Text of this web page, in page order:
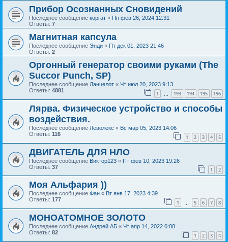
Прибор Осознанных Сновидений
Последнее сообщение коргат « Пн фев 26, 2024 12:31
Ответы: 7
Магнитная капсула
Последнее сообщение Энди « Пт дек 01, 2023 21:46
Ответы: 2
Оргонный генератор своими руками (The
Succor Punch, SP)
Последнее сообщение Ланцелот « Чт июл 20, 2023 9:13
Ответы: 4881 1 193 194 195 196
Лярва. Физическое устройство и способы
воздействия.
Последнее сообщение Леволекс « Вс мар 05, 2023 14:06
Ответы: 116 1 2 3 4 5
ДВИГАТЕЛЬ ДЛЯ НЛО
Последнее сообщение Виктор123 « Пт фев 10, 2023 19:26
Ответы: 37 1 2
Моя Альфария ))
Последнее сообщение Фан « Вт янв 17, 2023 4:39
Ответы: 177 1 5 6 7 8
МОНОАТОМНОЕ ЗОЛОТО
Последнее сообщение Андрей АБ « Чт апр 14, 2022 0:08
Ответы: 82 1 2 3 4